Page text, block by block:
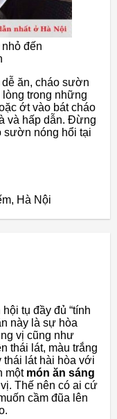
đến
ăn, cháo sườn
trong những
ớt vào bát cháo
và hấp dẫn. Đừng
sườn nóng hổi tại
Hà Nội
hội tụ đầy đủ “tính
này là sự hòa
vị cũng như
thái lát, màu trắng
thái lát hài hòa với
một món ăn sáng
Thế nên có ai cứ
cầm đũa lên